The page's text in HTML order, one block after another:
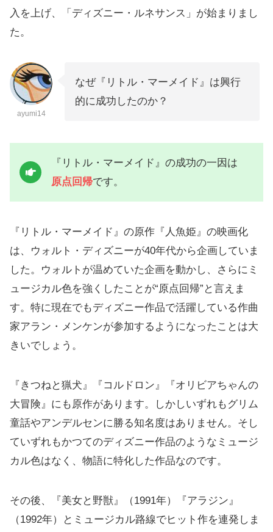
入を上げ、「ディズニー・ルネサンス」が始まりまし
た。
ayumi14
なぜ『リトル・マーメイド』は興行
的に成功したのか？
『リトル・マーメイド』の成功の一因は
原点回帰です。
『リトル・マーメイド』の原作『人魚姫』の映画化
は、ウォルト・ディズニーが40年代から企画していま
した。ウォルトが温めていた企画を動かし、さらにミ
ュージカル色を強くしたことが“原点回帰”と言えま
す。特に現在でもディズニー作品で活躍している作曲
家アラン・メンケンが参加するようになったことは大
きいでしょう。
『きつねと猟犬』『コルドロン』『オリビアちゃんの
大冒険』にも原作があります。しかしいずれもグリム
童話やアンデルセンに勝る知名度はありません。そし
ていずれもかつてのディズニー作品のようなミュージ
カル色はなく、物語に特化した作品なのです。
その後、『美女と野獣』（1991年）『アラジン』
（1992年）とミュージカル路線でヒット作を連発しま